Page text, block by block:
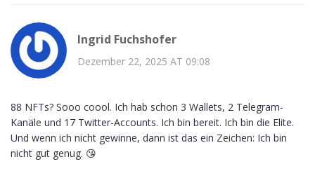
Ingrid Fuchshofer
Dezember 22, 2025 AT 09:08
88 NFTs? Sooo coool. Ich hab schon 3 Wallets, 2 Telegram-
Kanäle und 17 Twitter-Accounts. Ich bin bereit. Ich bin die Elite.
Und wenn ich nicht gewinne, dann ist das ein Zeichen: Ich bin
nicht gut genug. 😘